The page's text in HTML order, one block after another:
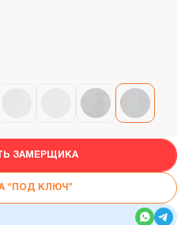
ЗАМЕРЩИКА
“ПОД КЛЮЧ”